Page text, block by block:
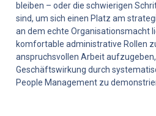
bleiben – oder die schwierigen
sind, um sich einen Platz am
an dem echte Organisationsmacht
komfortable administrative Rollen
anspruchsvollen Arbeit
Geschäftswirkung durch
People Management zu